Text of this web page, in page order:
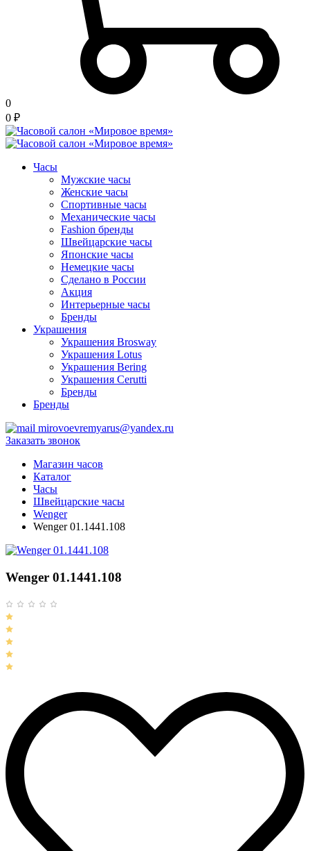
0
0 ₽
Часы
Мужские часы
Женские часы
Спортивные часы
Механические часы
Fashion бренды
Швейцарские часы
Японские часы
Немецкие часы
Сделано в России
Акция
Интерьерные часы
Бренды
Украшения
Украшения Brosway
Украшения Lotus
Украшения Bering
Украшения Cerutti
Бренды
Бренды
mirovoevremyarus@yandex.ru
Заказать звонок
Магазин часов
Каталог
Часы
Швейцарские часы
Wenger
Wenger 01.1441.108
Wenger 01.1441.108